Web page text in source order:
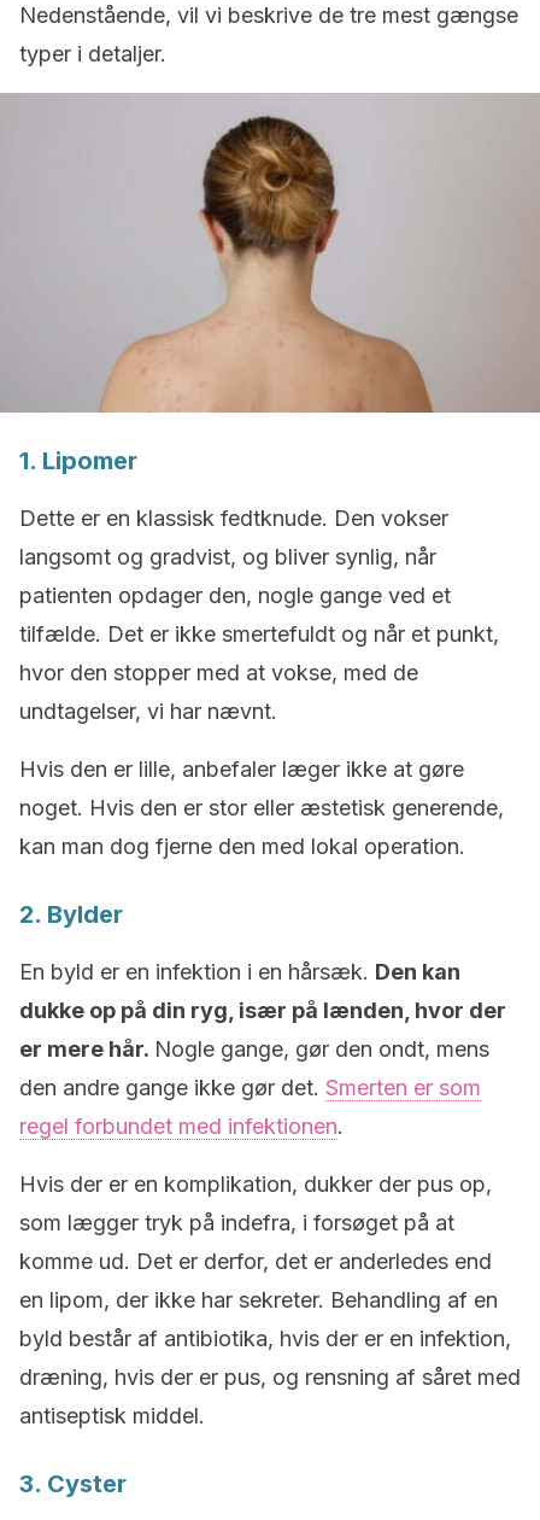
Nedenstående, vil vi beskrive de tre mest gængse
typer i detaljer.
1. Lipomer
Dette er en klassisk fedtknude. Den vokser
langsomt og gradvist, og bliver synlig, når
patienten opdager den, nogle gange ved et
tilfælde. Det er ikke smertefuldt og når et punkt,
hvor den stopper med at vokse, med de
undtagelser, vi har nævnt.
Hvis den er lille, anbefaler læger ikke at gøre
noget. Hvis den er stor eller æstetisk generende,
kan man dog fjerne den med lokal operation.
2. Bylder
En byld er en infektion i en hårsæk. Den kan
dukke op på din ryg, især på lænden, hvor der
er mere hår. Nogle gange, gør den ondt, mens
den andre gange ikke gør det. Smerten er som
regel forbundet med infektionen.
Hvis der er en komplikation, dukker der pus op,
som lægger tryk på indefra, i forsøget på at
komme ud. Det er derfor, det er anderledes end
en lipom, der ikke har sekreter. Behandling af en
byld består af antibiotika, hvis der er en infektion,
dræning, hvis der er pus, og rensning af såret med
antiseptisk middel.
3. Cyster